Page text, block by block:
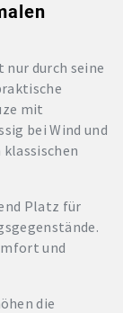
nur durch seine
mit
bei Wind und
Platz für
und
die